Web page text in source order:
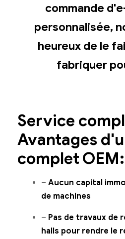
commande
personnalisée,
heureux de le
fabriquer
Service
Avantages
complet OEM:
– Aucun capital
de machines
– Pas de travaux de
halls pour rendre le